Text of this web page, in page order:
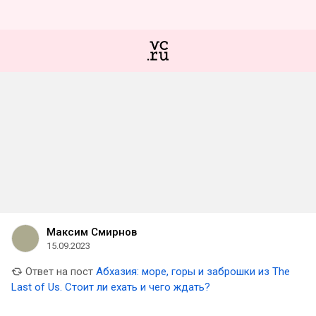
Максим Смирнов
15.09.2023
Ответ на пост Абхазия: море, горы и заброшки из The
Last of Us. Стоит ли ехать и чего ждать?